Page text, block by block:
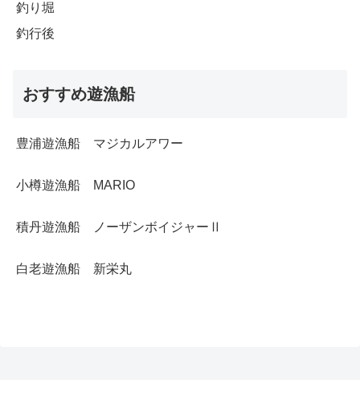
釣り堀
釣行後
おすすめ遊漁船
豊浦遊漁船 マジカルアワー
小樽遊漁船 MARIO
積丹遊漁船 ノーザンボイジャーⅡ
白老遊漁船 新栄丸